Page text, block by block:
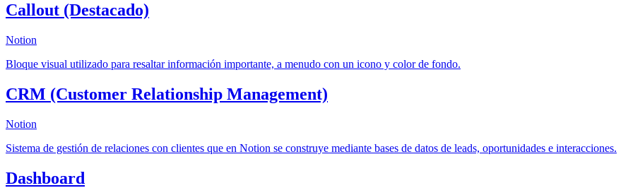
Callout (Destacado)
Notion
Bloque visual utilizado para resaltar información importante, a menudo con un icono y color de fondo.
CRM (Customer Relationship Management)
Notion
Sistema de gestión de relaciones con clientes que en Notion se construye mediante bases de datos de leads, oportunidades e interacciones.
Dashboard